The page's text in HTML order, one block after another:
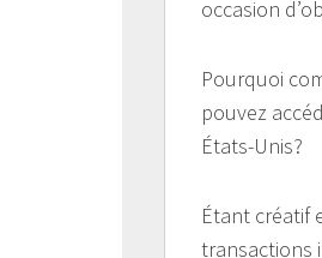
occasion
Pourquoi
pouvez
États-Unis?
Étant créatif
transactions